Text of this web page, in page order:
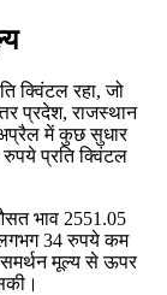
क्विंटल रहा, जो
प्रदेश, राजस्थान
में कुछ सुधार
प्रति क्विंटल
भाव 2551.05
लगभग 34 रुपये कम
समर्थन मूल्य से ऊपर